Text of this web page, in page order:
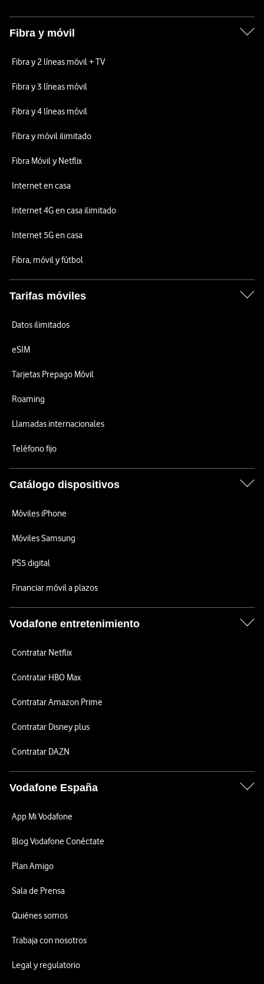
Fibra y móvil
Fibra y 2 líneas móvil + TV
Fibra y 3 líneas móvil
Fibra y 4 líneas móvil
Fibra y móvil ilimitado
Fibra Móvil y Netflix
Internet en casa
Internet 4G en casa ilimitado
Internet 5G en casa
Fibra, móvil y fútbol
Tarifas móviles
Datos ilimitados
eSIM
Tarjetas Prepago Móvil
Roaming
Llamadas internacionales
Teléfono fijo
Catálogo dispositivos
Móviles iPhone
Móviles Samsung
PS5 digital
Financiar móvil a plazos
Vodafone entretenimiento
Contratar Netflix
Contratar HBO Max
Contratar Amazon Prime
Contratar Disney plus
Contratar DAZN
Vodafone España
App Mi Vodafone
Blog Vodafone Conéctate
Plan Amigo
Sala de Prensa
Quiénes somos
Trabaja con nosotros
Legal y regulatorio